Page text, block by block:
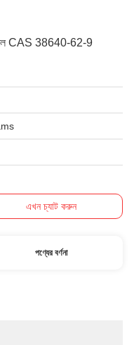
তরল CAS 38640-62-9
এখন চ্যাট করুন
পণ্যের বর্ণনা